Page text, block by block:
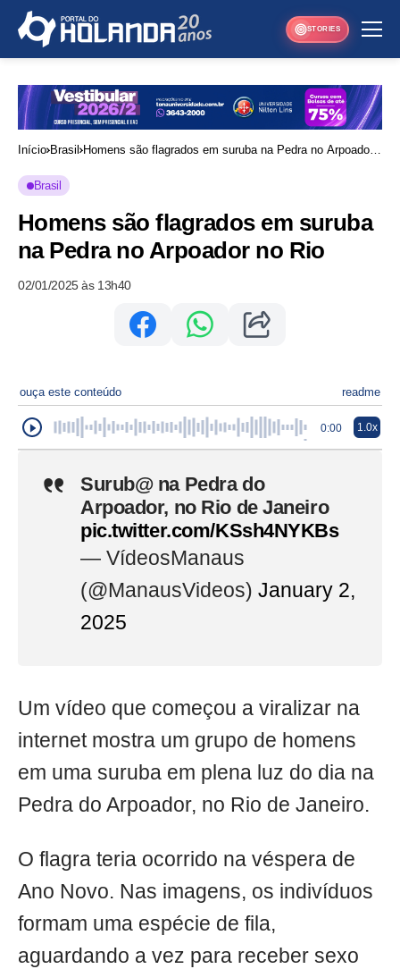
STORIES
Início Brasil
Homens são flagrados em suruba na Pedra no Arpoador
Brasil
Homens são flagrados em suruba
na Pedra no Arpoador no Rio
02/01/2025 às 13h40
ouça este conteúdo readme
0:00 1.0x
Surub@ na Pedra do
Arpoador, no Rio de Janeiro
pic.twitter.com/KSsh4NYKBs
— VídeosManaus
(@ManausVideos) January 2,
2025
Um vídeo que começou a viralizar na
internet mostra um grupo de homens
em uma suruba em plena luz do dia na
Pedra do Arpoador, no Rio de Janeiro.
O flagra teria ocorrido na véspera de
Ano Novo. Nas imagens, os indivíduos
formam uma espécie de fila,
aguardando a vez para receber sexo